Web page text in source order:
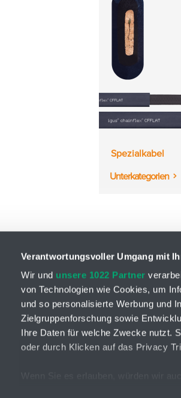
Verantwortungsvoller Umgang mit
Wir und unsere 1022 Partner
von Technologien wie Cookies, um
und so personalisierte Werbung und
Zielgruppenforschung sowie
Ihre Daten für welche Zwecke nutzt.
oder durch Klicken auf das Privacy
Spezialkabel
Unterkategorien
Kontaktformular